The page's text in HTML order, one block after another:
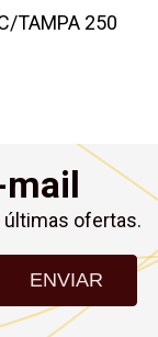
TAMPA 250
mail
últimas ofertas.
ENVIAR